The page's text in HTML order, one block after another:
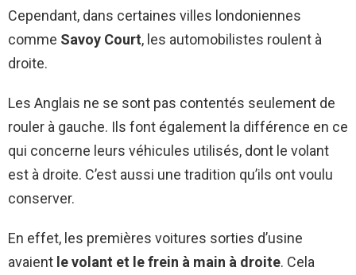
Cependant, dans certaines villes londoniennes
comme Savoy Court, les automobilistes roulent à
droite.
Les Anglais ne se sont pas contentés seulement de
rouler à gauche. Ils font également la différence en ce
qui concerne leurs véhicules utilisés, dont le volant
est à droite. C’est aussi une tradition qu’ils ont voulu
conserver.
En effet, les premières voitures sorties d’usine
avaient le volant et le frein à main à droite. Cela